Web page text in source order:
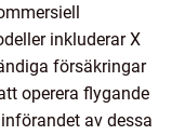
inkluderar X
försäkringar
operera flygande
av dessa